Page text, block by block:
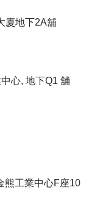
廈地下2A舖
心, 地下Q1 舖
熊工業中心F座10